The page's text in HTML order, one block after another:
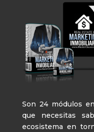
Son 24 módulos
que necesitas
ecosistema en